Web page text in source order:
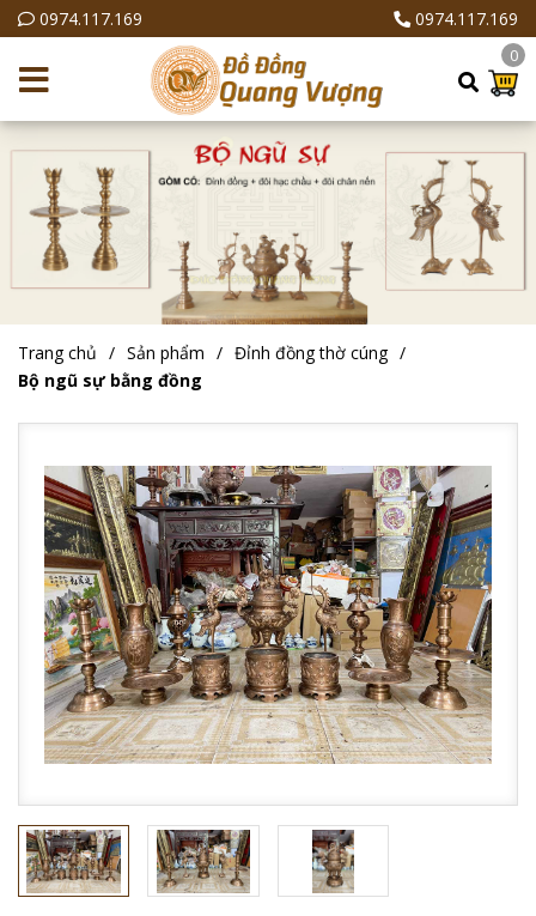
0974.117.169 0974.117.169
0
Trang chủ Sản phẩm
Đỉnh đồng thờ cúng
Bộ ngũ sự bằng đồng